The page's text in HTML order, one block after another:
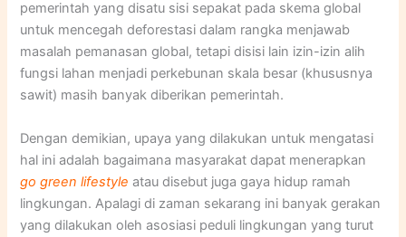
pemerintah yang disatu sisi sepakat pada skema global
untuk mencegah deforestasi dalam rangka menjawab
masalah pemanasan global, tetapi disisi lain izin-izin alih
fungsi lahan menjadi perkebunan skala besar (khususnya
sawit) masih banyak diberikan pemerintah.
Dengan demikian, upaya yang dilakukan untuk mengatasi
hal ini adalah bagaimana masyarakat dapat menerapkan
go green lifestyle atau disebut juga gaya hidup ramah
lingkungan. Apalagi di zaman sekarang ini banyak gerakan
yang dilakukan oleh asosiasi peduli lingkungan yang turut